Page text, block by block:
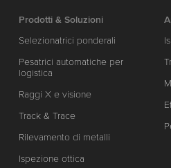
Prodotti & Soluzioni
Selezionatrici ponderali
Pesatrici automatiche per
logistica
Raggi X e visione
Track & Trace
Rilevamento di metalli
Ispezione ottica